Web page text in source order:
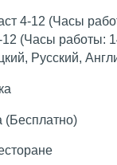
4-12 (Часы
12 (Часы работы:
Русский,
(Бесплатно)